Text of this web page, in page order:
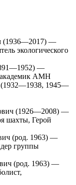
(1936—2017) —
экологического
—
академик АМН
1945—
(1926—2008) —
шахты, Герой
(род. 1963) —
группы
(род. 1963) —